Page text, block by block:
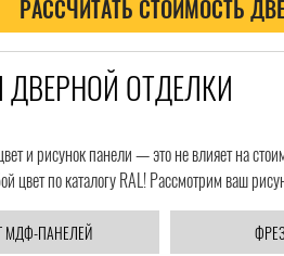
РАССЧИТАТЬ СТОИМОСТЬ
ДВЕРНОЙ ОТДЕЛКИ
и рисунок панели — это не влияет на
цвет по каталогу RAL! Рассмотрим ваш
МДФ-ПАНЕЛЕЙ